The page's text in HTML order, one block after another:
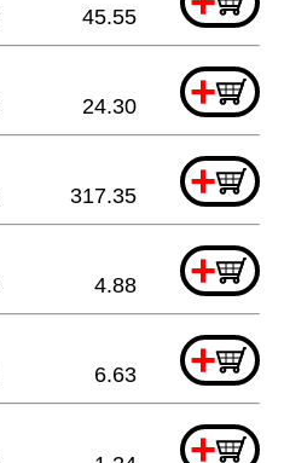
45.55
+
24.30
+
317.35
+
4.88
+
6.63
+